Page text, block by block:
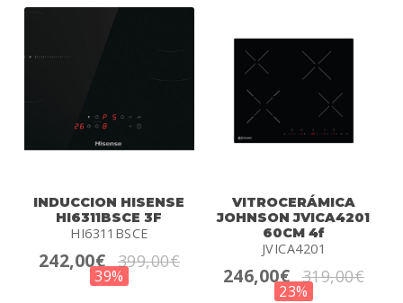
INDUCCION HISENSE
HI6311BSCE 3F
HI6311BSCE
242,00€ 399,00€
39%
VITROCERÁMICA
JOHNSON JVICA4201
60CM 4f
JVICA4201
246,00€ 319,00€
23%